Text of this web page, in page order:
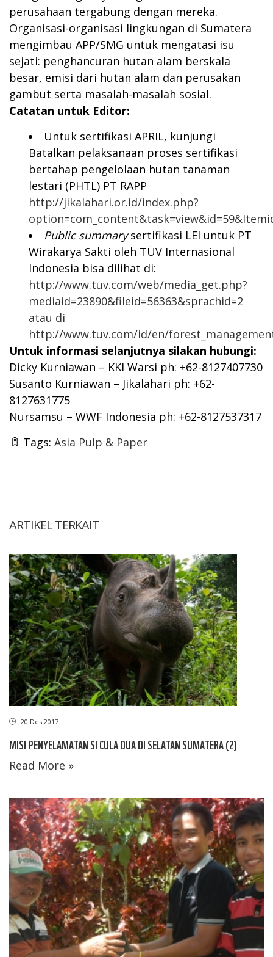
perusahaan tergabung dengan mereka.
Organisasi-organisasi lingkungan di Sumatera
mengimbau APP/SMG untuk mengatasi isu
sejati: penghancuran hutan alam berskala
besar, emisi dari hutan alam dan perusakan
gambut serta masalah-masalah sosial.
Catatan untuk Editor:
Untuk sertifikasi APRIL, kunjungi
Batalkan pelaksanaan proses sertifikasi
bertahap pengelolaan hutan tanaman
lestari (PHTL) PT RAPP
http://jikalahari.or.id/index.php?
Public summarysertifikasi LEI untuk PT
Wirakarya Sakti oleh TÜV Internasional
Indonesia bisa dilihat di:
http://www.tuv.com/web/media_get.php?
mediaid=23890&fileid=56363&sprachid=2
atau di
http://www.tuv.com/id/en/
Untuk informasi selanjutnya silakan hubungi:
Dicky Kurniawan – KKI Warsi ph: +62-8127407730
Susanto Kurniawan – Jikalahari ph: +62-
8127631775
Nursamsu – WWF Indonesia ph: +62-8127537317
Tags: Asia Pulp & Paper
ARTIKEL TERKAIT
20 Des 2017
MISI PENYELAMATAN SI CULA DUA DI SELATAN SUMATERA (2)
Read More »